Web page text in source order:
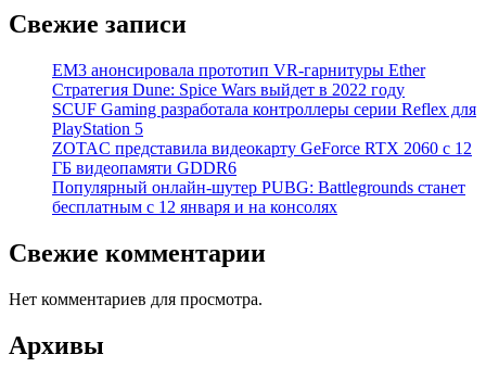
Свежие записи
EM3 анонсировала прототип VR-гарнитуры Ether
Стратегия Dune: Spice Wars выйдет в 2022 году
SCUF Gaming разработала контроллеры серии Reflex для
PlayStation 5
ZOTAC представила видеокарту GeForce RTX 2060 с 12
ГБ видеопамяти GDDR6
Популярный онлайн-шутер PUBG: Battlegrounds станет
бесплатным с 12 января и на консолях
Свежие комментарии
Нет комментариев для просмотра.
Архивы